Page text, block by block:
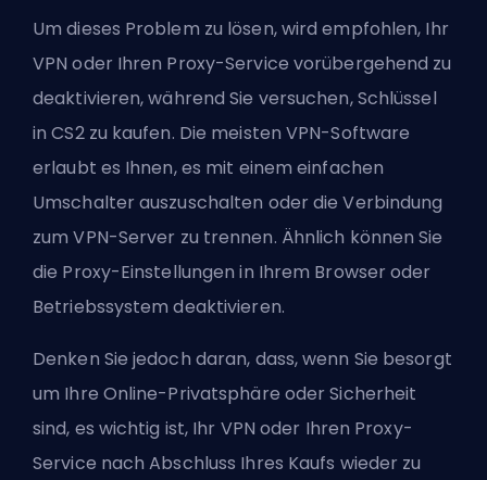
Um dieses Problem zu lösen, wird empfohlen, Ihr
VPN oder Ihren Proxy-Service vorübergehend zu
deaktivieren, während Sie versuchen, Schlüssel
in CS2 zu kaufen. Die meisten VPN-Software
erlaubt es Ihnen, es mit einem einfachen
Umschalter auszuschalten oder die Verbindung
zum VPN-Server zu trennen. Ähnlich können Sie
die Proxy-Einstellungen in Ihrem Browser oder
Betriebssystem deaktivieren.
Denken Sie jedoch daran, dass, wenn Sie besorgt
um Ihre Online-Privatsphäre oder Sicherheit
sind, es wichtig ist, Ihr VPN oder Ihren Proxy-
Service nach Abschluss Ihres Kaufs wieder zu